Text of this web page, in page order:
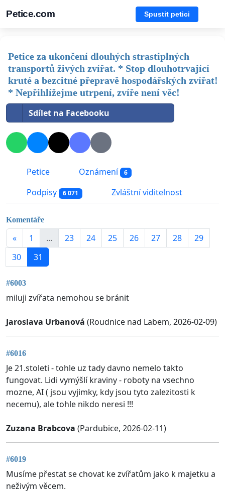
Petice.com Spustit petici
Petice za ukončení dlouhých strastiplných
transportů živých zvířat. * Stop dlouhotrvající
kruté a bezcitné přepravě hospodářských zvířat!
* Nepřihlížejme utrpení, zvíře není věc!
Sdílet na Facebooku
Petice Oznámení 6
Podpisy 6 071 Zvláštní viditelnost
Komentáře
« 1 ... 23 24 25 26 27 28
29
30
31
#6003
miluji zvířata nemohou se bránit
Jaroslava Urbanová (Roudnice nad Labem, 2026-02-09)
#6016
Je 21.stoleti - tohle uz tady davno nemelo takto
fungovat. Lidi vymýšlí kraviny - roboty na vsechno
mozne, AI ( jsou vyjimky, kdy jsou tyto zalezitosti k
necemu), ale tohle nikdo neresi !!!
Zuzana Brabcova (Pardubice, 2026-02-11)
#6019
Musíme přestat se chovat ke zvířatům jako k majetku a
neživým věcem.